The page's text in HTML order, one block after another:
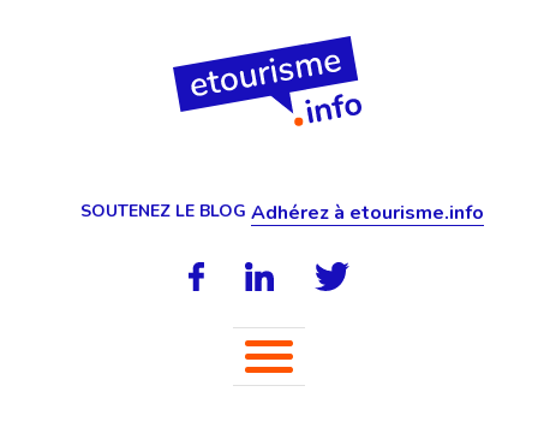
SOUTENEZ LE BLOG Adhérez à etourisme.info